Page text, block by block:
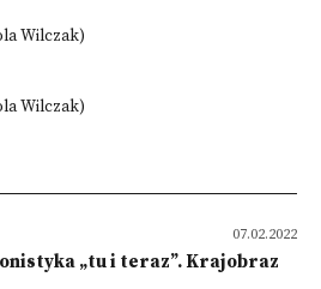
Wilczak)
Wilczak)
07.02.2022
„tu i teraz”. Krajobraz